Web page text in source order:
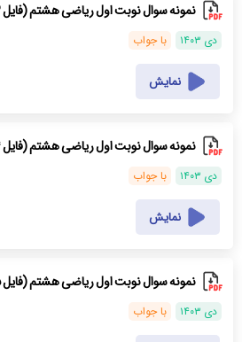
نمونه سوال نوبت اول ریاضی هشتم (فایل ۲۳)
دی ۱۴۰۳ با جواب
نمایش
نمونه سوال نوبت اول ریاضی هشتم (فایل ۲۴)
دی ۱۴۰۳ با جواب
نمایش
نمونه سوال نوبت اول ریاضی هشتم (فایل ۲۵)
دی ۱۴۰۳ با جواب